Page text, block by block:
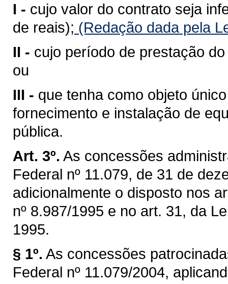
I - cujo valor do contrato seja
de reais); (Redação dada pela
II - cujo período de prestação
ou
III - que tenha como objeto
fornecimento e instalação de
pública.
Art. 3º. As concessões
Federal nº 11.079, de 31 de
adicionalmente o disposto nos
nº 8.987/1995 e no art. 31, da
1995.
§ 1º. As concessões
Federal nº 11.079/2004,